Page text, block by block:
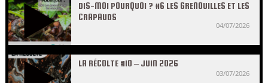
DIS-MOI POURQUOI ? #6 LES GRENOUILLES ET LES
CRAPAUDS
04/07/2026
LA RÉCOLTE #10 – JUIN 2026
03/07/2026